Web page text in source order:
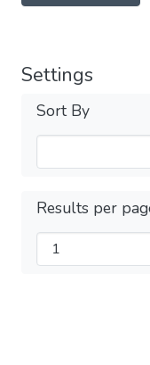
Settings
Sort By
Results per